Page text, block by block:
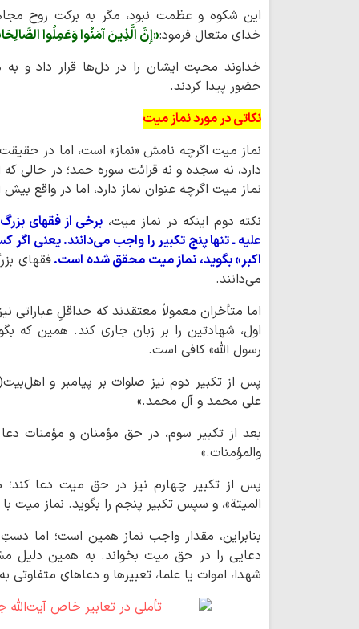
این شکوه و عظمت نبود، مگر به برکت روح
خدای متعال فرمود:«إِنَّ الَّذِینَ آمَنُوا وَعَمِلُوا
خداوند محبت ایشان را در دل‌ها قرار داد و
حضور پیدا کردند.
نکاتی در مورد نماز میت
نماز میت اگرچه نامش «نماز» است، اما در حقیقت
دارد، نه سجده و نه قرائت سوره حمد؛ در حالی که
نماز میت اگرچه عنوان نماز دارد، اما در واقع
نکته دوم اینکه در نماز میت، برخی از فقهای
علیه ـ تنها پنج تکبیر را واجب می‌دانند. یعنی اگر
اکبر» بگوید، نماز میت محقق شده است.فقهای
می‌دانند.
اما متأخران معمولاً معتقدند که حداقلِ عباراتی
اول، شهادتین را بر زبان جاری کند. همین که
رسول الله» کافی است.
پس از تکبیر دوم نیز صلوات بر پیامبر و
علی محمد و آل محمد.»
بعد از تکبیر سوم، در حق مؤمنان و مؤمنات دعا
والمؤمنات.»
پس از تکبیر چهارم نیز در حق میت دعا کند؛
المیتة»، و سپس تکبیر پنجم را بگوید. نماز میت
بنابراین، مقدار واجب نماز همین است؛ اما
دعایی را در حق میت بخواند. به همین دلیل
شهدا، اموات یا علما، تعبیرها و دعاهای متفاوتی